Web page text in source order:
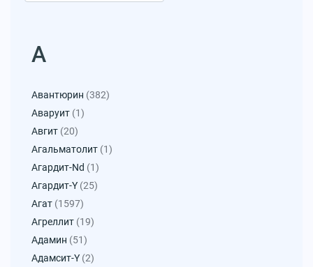
А
Авантюрин (382)
Аваруит (1)
Авгит (20)
Агальматолит (1)
Агардит-Nd (1)
Агардит-Y (25)
Агат (1597)
Агреллит (19)
Адамин (51)
Адамсит-Y (2)